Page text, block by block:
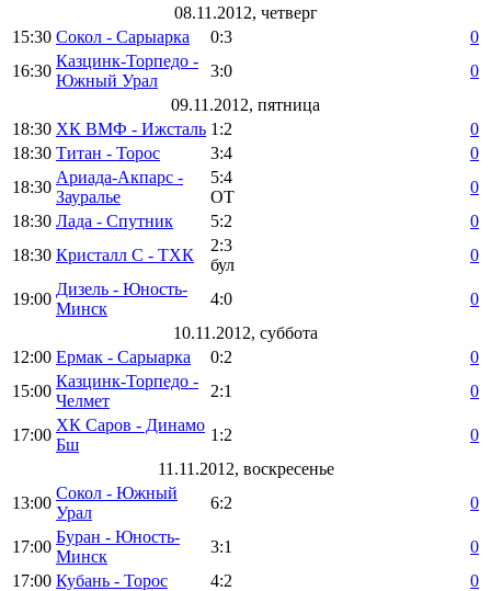
08.11.2012, четверг
15:30 Сокол - Сарыарка 0:3
0
16:30
Казцинк-Торпедо -
Южный Урал
3:0
0
09.11.2012, пятница
18:30 ХК ВМФ - Ижсталь 1:2
0
18:30 Титан - Торос 3:4
0
18:30
Ариада-Акпарс -
Зауралье
5:4
ОТ
0
18:30 Лада - Спутник 5:2
0
18:30 Кристалл С - ТХК
2:3
бул
0
19:00
Дизель - Юность-
Минск
4:0
0
10.11.2012, суббота
12:00 Ермак - Сарыарка 0:2
0
15:00
Казцинк-Торпедо -
Челмет
2:1 0
17:00
ХК Саров - Динамо
Бш
1:2
0
11.11.2012, воскресенье
13:00
Сокол - Южный
Урал
6:2 0
17:00
Буран - Юность-
Минск
3:1
0
17:00 Кубань - Торос 4:2
0